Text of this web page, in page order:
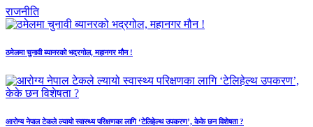
राजनीति
ठमेलमा चुनावी ब्यानरको भद्रगोल, महानगर मौन !
आरोग्य नेपाल टेकले ल्यायो स्वास्थ्य परिक्षणका लागि ‘टेलिहेल्थ उपकरण’, केके छन विशेषता ?